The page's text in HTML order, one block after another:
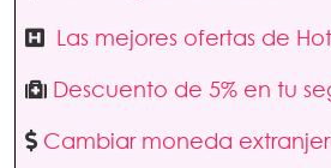
Las mejores ofertas de
Descuento de 5% en tu
Cambiar moneda